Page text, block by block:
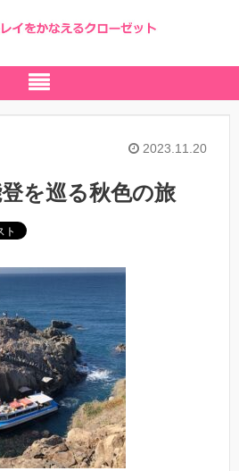
2023.11.20
を巡る秋色の旅